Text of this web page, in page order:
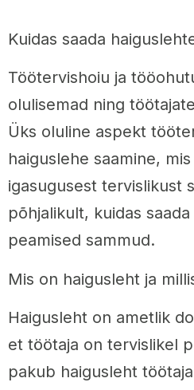
Kuidas saada
Töötervishoiu ja
olulisemad ning
Üks oluline aspekt
haiguslehe saamine,
igasugusest tervislikust
põhjalikult, kuidas
peamised sammud.
Mis on haigusleht ja
Haigusleht on ametlik
et töötaja on tervislikel
pakub haigusleht